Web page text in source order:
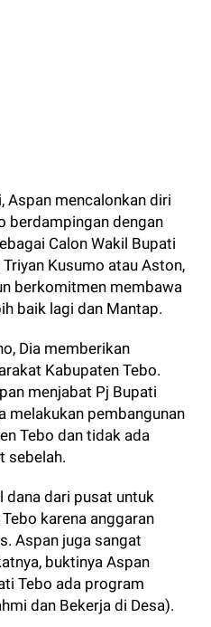
Aspan mencalonkan diri
berdampingan dengan
Calon Wakil Bupati
Kusumo atau Aston,
berkomitmen membawa
baik lagi dan Mantap.
Dia memberikan
Kabupaten Tebo.
menjabat Pj Bupati
melakukan pembangunan
Tebo dan tidak ada
sebelah.
dana dari pusat untuk
karena anggaran
Aspan juga sangat
buktinya Aspan
Tebo ada program
dan Bekerja di Desa).